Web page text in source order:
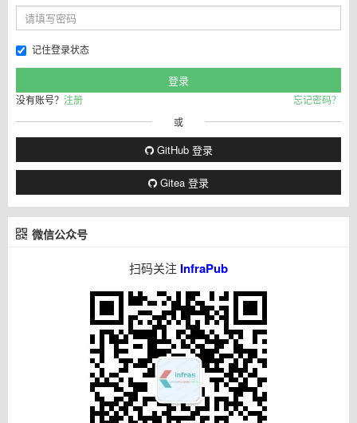
记住登录状态
没有账号？ 注册
忘记密码？
或
GitHub 登录
Gitea 登录
微信公众号
扫码关注 InfraPub